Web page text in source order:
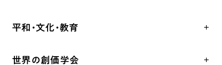
祈り
聖典
座談会
平和・文化・教育
世界の創価学会